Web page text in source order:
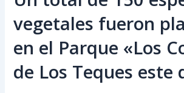
vegetales fueron
en el Parque «Los
de Los Teques este